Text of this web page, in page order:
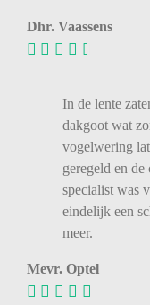
Dhr. Vaassens
In de lente
dakgoot wat
vogelwering
geregeld en
specialist was
eindelijk een
meer.
Mevr. Optel